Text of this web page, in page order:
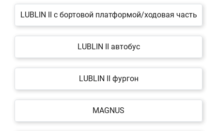
LUBLIN II c бортовой платформой/ходовая часть
LUBLIN II автобус
LUBLIN II фургон
MAGNUS